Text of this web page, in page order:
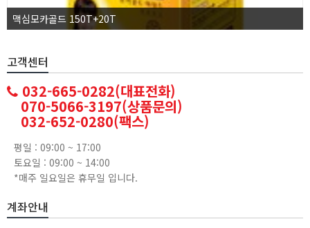
맥심모카골드 150T+20T
고객센터
032-665-0282(대표전화)
070-5066-3197(상품문의)
032-652-0280(팩스)
평일 : 09:00 ~ 17:00
토요일 : 09:00 ~ 14:00
*매주 일요일은 휴무일 입니다.
계좌안내